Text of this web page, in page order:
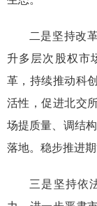
二是坚持改
升多层次股权市
革，持续推动科
活性，促进北交
场提质量、调结
落地。稳步推进
三是坚持依